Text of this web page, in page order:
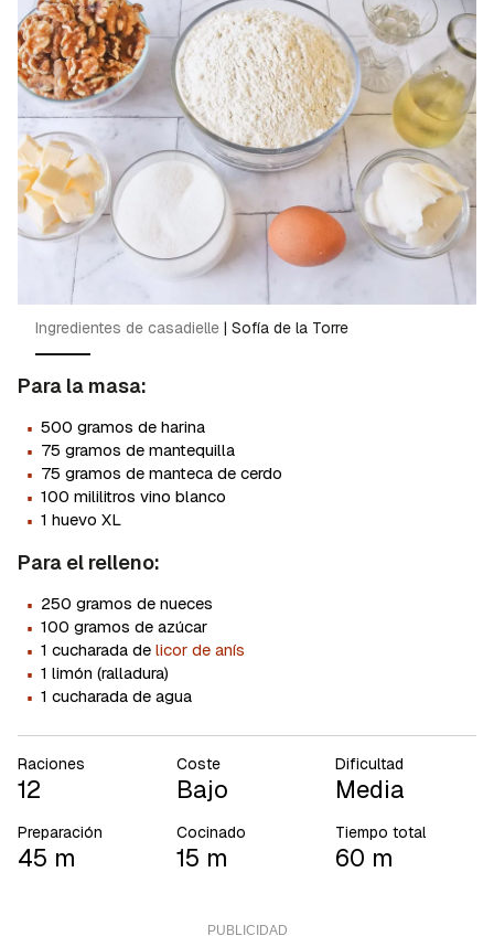
Ingredientes de casadielle | Sofía de la Torre
Para la masa:
· 500 gramos de harina
· 75 gramos de mantequilla
· 75 gramos de manteca de cerdo
· 100 mililitros vino blanco
· 1 huevo XL
Para el relleno:
· 250 gramos de nueces
· 100 gramos de azúcar
· 1 cucharada de licor de anís
· 1 limón (ralladura)
· 1 cucharada de agua
Raciones
12
Coste
Bajo
Dificultad
Media
Preparación
45 m
Cocinado
15 m
Tiempo total
60 m